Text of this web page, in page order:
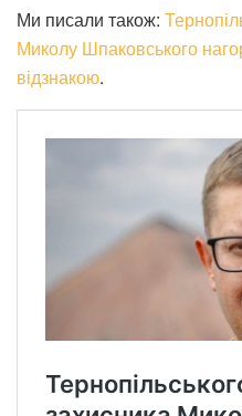
Ми писали також:
Миколу Шпаковського
відзнакою.